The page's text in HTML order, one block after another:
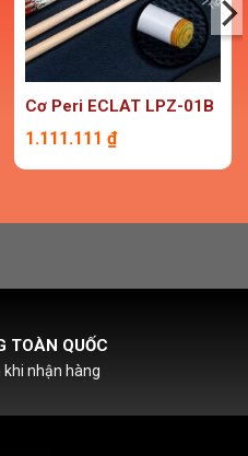
Cơ Peri ECLAT LPZ-01B
1.111.111 ₫
SHIPCOD